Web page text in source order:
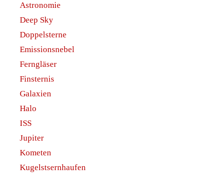
Astronomie
Deep Sky
Doppelsterne
Emissionsnebel
Ferngläser
Finsternis
Galaxien
Halo
ISS
Jupiter
Kometen
Kugelstsernhaufen